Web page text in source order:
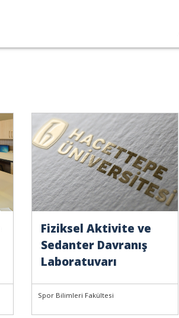
Fiziksel Aktivite ve
Sedanter Davranış
Laboratuvarı
Spor Bilimleri Fakültesi